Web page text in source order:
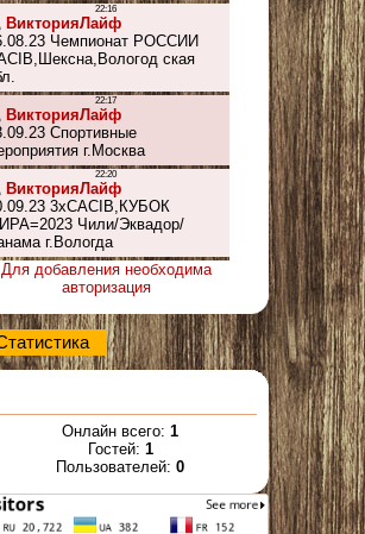
Для добавления необходима
авторизация
Онлайн всего: 1
Гостей: 1
Пользователей: 0